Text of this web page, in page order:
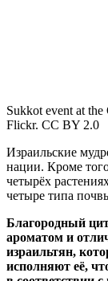
Sukkot event at
Flickr. CC BY 2.0
Израильские
нации. Кроме
четырёх
четыре типа
Благородный
ароматом и
израильтян,
исполняют её,